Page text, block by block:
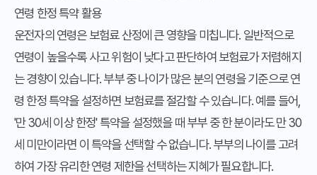
연령 한정 특약 활용
운전자의 연령은 보험료 산정에 큰 영향을 미칩니다. 일반적으로
연령이 높을수록 사고 위험이 낮다고 판단하여 보험료가 저렴해지
는 경향이 있습니다. 부부 중 나이가 많은 분의 연령을 기준으로 연
령 한정 특약을 설정하면 보험료를 절감할 수 있습니다. 예를 들어,
'만 30세 이상 한정' 특약을 설정했을 때 부부 중 한 분이라도 만 30
세 미만이라면 이 특약을 선택할 수 없습니다. 부부의 나이를 고려
하여 가장 유리한 연령 제한을 선택하는 지혜가 필요합니다.